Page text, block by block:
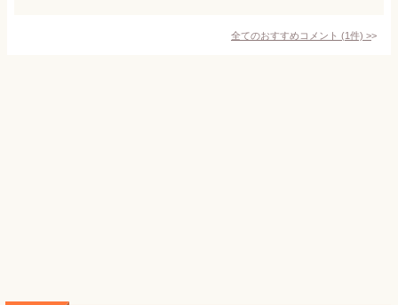
全てのおすすめコメント (1件) >